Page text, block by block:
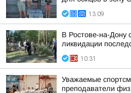
13:09
В Ростове-на-Дону
ликвидации
10:31
Уважаемые
преподаватели